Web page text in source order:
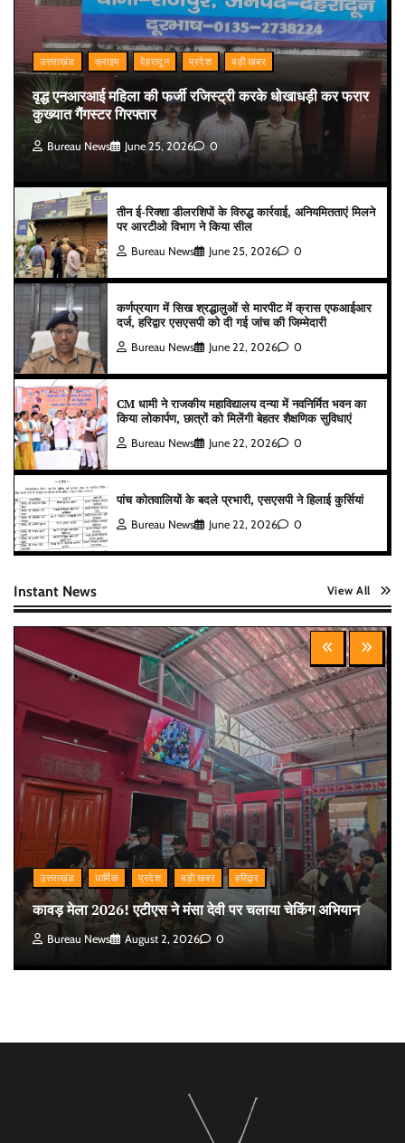
उत्तराखंड क्राइम देहरादून प्रदेश बड़ी खबर
वृद्ध एनआरआई महिला की फर्जी रजिस्ट्री करके धोखाधड़ी कर फरार
कुख्यात गैंगस्टर गिरफ्तार
Bureau News June 25, 2026 0
तीन ई-रिक्शा डीलरशिपों के विरुद्ध कार्रवाई, अनियमितताएं मिलने
पर आरटीओ विभाग ने किया सील
Bureau News June 25, 2026 0
कर्णप्रयाग में सिख श्रद्धालुओं से मारपीट में क्रास एफआईआर
दर्ज, हरिद्वार एसएसपी को दी गई जांच की जिम्मेदारी
Bureau News June 22, 2026 0
CM धामी ने राजकीय महाविद्यालय दन्या में नवनिर्मित भवन का
किया लोकार्पण, छात्रों को मिलेंगी बेहतर शैक्षणिक सुविधाएं
Bureau News June 22, 2026 0
पांच कोतवालियों के बदले प्रभारी, एसएसपी ने हिलाई कुर्सियां
Bureau News June 22, 2026 0
Instant News View All
उत्तराखंड धार्मिक प्रदेश बड़ी खबर हरिद्वार
कावड़ मेला 2026! एटीएस ने मंसा देवी पर चलाया चेकिंग अभियान
Bureau News August 2, 2026 0